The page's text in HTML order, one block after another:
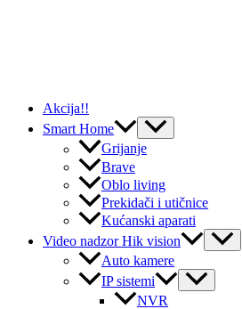
Akcija!!
Smart Home
Menu
Toggle
Grijanje
Brave
Oblo living
Prekidači i utičnice
Kućanski aparati
Video nadzor Hik vision
Menu
Toggle
Auto kamere
IP sistemi
Menu
Toggle
NVR